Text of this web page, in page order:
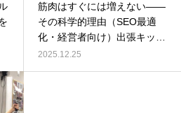
筋肉はすぐには増えない——
その科学的理由（SEO最適
化・経営者向け）出張キック
ボクシング/出張パーソナル
2025.12.25